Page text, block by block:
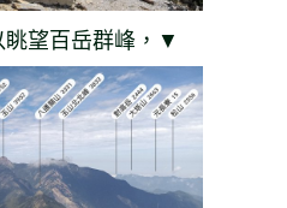
眺望百岳群峰，▼